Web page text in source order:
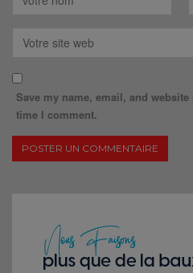
Save my name, email, and
time I comment.